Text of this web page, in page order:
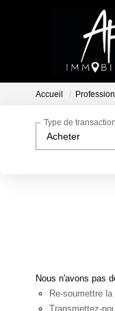
Accueil
Acheter
Type de transaction
Nous n'avons pas
Re-soumettre
Transmettez-